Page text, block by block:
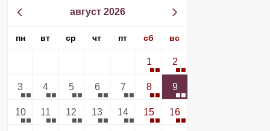
август 2026
пн вт ср чт пт сб вс
1 2
3 4 5 6 7 8 9
10 11 12 13 14 15 16